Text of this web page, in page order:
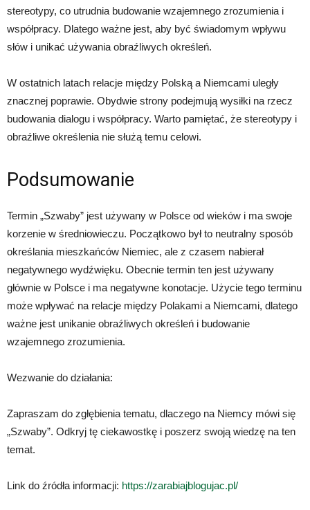
stereotypy, co utrudnia budowanie wzajemnego zrozumienia i
współpracy. Dlatego ważne jest, aby być świadomym wpływu
słów i unikać używania obraźliwych określeń.
W ostatnich latach relacje między Polską a Niemcami uległy
znacznej poprawie. Obydwie strony podejmują wysiłki na rzecz
budowania dialogu i współpracy. Warto pamiętać, że stereotypy i
obraźliwe określenia nie służą temu celowi.
Podsumowanie
Termin „Szwaby” jest używany w Polsce od wieków i ma swoje
korzenie w średniowieczu. Początkowo był to neutralny sposób
określania mieszkańców Niemiec, ale z czasem nabierał
negatywnego wydźwięku. Obecnie termin ten jest używany
głównie w Polsce i ma negatywne konotacje. Użycie tego terminu
może wpływać na relacje między Polakami a Niemcami, dlatego
ważne jest unikanie obraźliwych określeń i budowanie
wzajemnego zrozumienia.
Wezwanie do działania:
Zapraszam do zgłębienia tematu, dlaczego na Niemcy mówi się
„Szwaby”. Odkryj tę ciekawostkę i poszerz swoją wiedzę na ten
temat.
Link do źródła informacji: https://zarabiajblogujac.pl/